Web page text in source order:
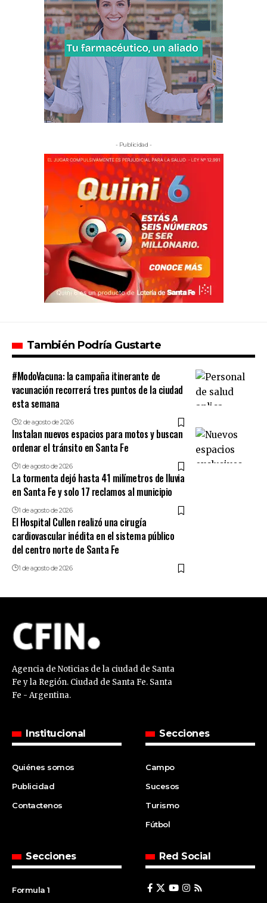
- Publicidad -
También Podría Gustarte
#ModoVacuna: la campaña itinerante de
vacunación recorrerá tres puntos de la ciudad
esta semana
2 de agosto de 2026
Instalan nuevos espacios para motos y buscan
ordenar el tránsito en Santa Fe
1 de agosto de 2026
La tormenta dejó hasta 41 milímetros de lluvia
en Santa Fe y solo 17 reclamos al municipio
1 de agosto de 2026
El Hospital Cullen realizó una cirugía
cardiovascular inédita en el sistema público
del centro norte de Santa Fe
1 de agosto de 2026
Agencia de Noticias de la ciudad de Santa
Fe y la Región. Ciudad de Santa Fe. Santa
Fe - Argentina.
Institucional
Quiénes somos
Publicidad
Contactenos
Secciones
Campo
Sucesos
Turismo
Fútbol
Secciones
Formula 1
Red Social